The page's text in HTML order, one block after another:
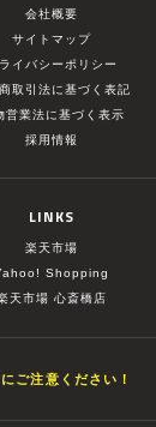
会社概要
サイトマップ
イバシーポリシー
取引法に基づく表記
営業法に基づく表示
採用情報
LINKS
楽天市場
Shopping
天市場 心斎橋店
ご注意ください！